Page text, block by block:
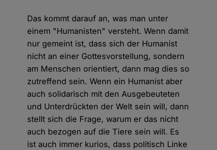
Das kommt darauf an, was man unter
einem "Humanisten" versteht. Wenn damit
nur gemeint ist, dass sich der Humanist
nicht an einer Gottesvorstellung, sondern
am Menschen orientiert, dann mag dies so
zutreffend sein. Wenn ein Humanist aber
auch solidarisch mit den Ausgebeuteten
und Unterdrückten der Welt sein will, dann
stellt sich die Frage, warum er das nicht
auch bezogen auf die Tiere sein will. Es
ist auch immer kurios, dass politisch Linke